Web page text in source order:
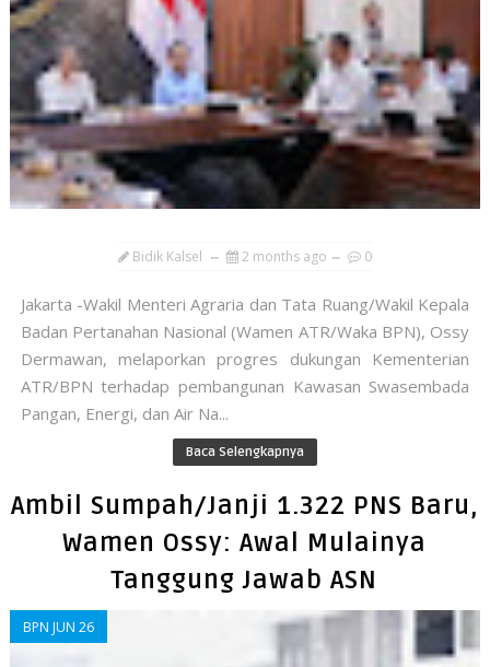
Bidik Kalsel 2 months ago 0
Jakarta -Wakil Menteri Agraria dan Tata Ruang/Wakil Kepala
Badan Pertanahan Nasional (Wamen ATR/Waka BPN), Ossy
Dermawan, melaporkan progres dukungan Kementerian
ATR/BPN terhadap pembangunan Kawasan Swasembada
Pangan, Energi, dan Air Na...
Baca Selengkapnya
Ambil Sumpah/Janji 1.322 PNS Baru,
Wamen Ossy: Awal Mulainya
Tanggung Jawab ASN
BPN JUN 26